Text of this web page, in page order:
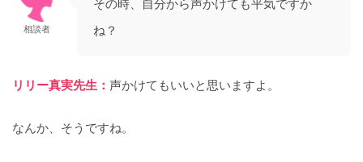
相談者
その時、自分から声かけても平気ですか
ね？
リリー真実先生： 声かけてもいいと思いますよ。
なんか、そうですね。